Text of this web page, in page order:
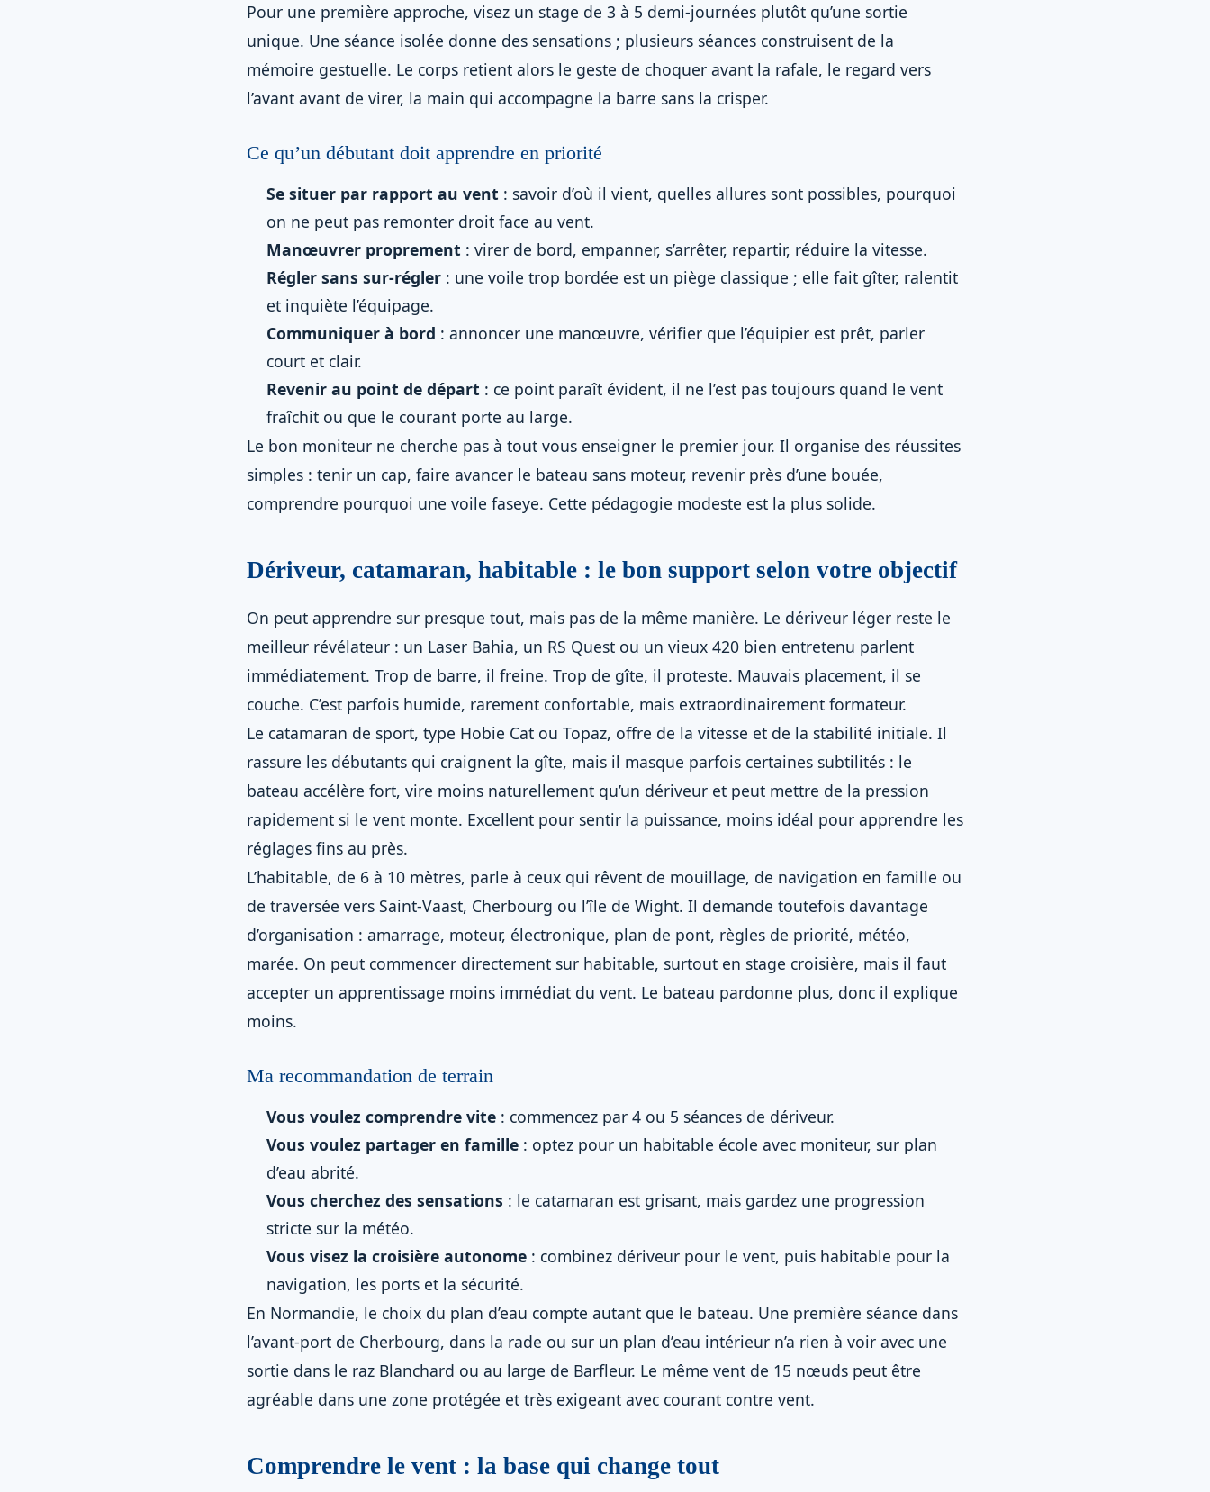
Pour une première approche, visez un stage de 3 à 5 demi-journées plutôt qu’une sortie
unique. Une séance isolée donne des sensations ; plusieurs séances construisent de la
mémoire gestuelle. Le corps retient alors le geste de choquer avant la rafale, le regard vers
l’avant avant de virer, la main qui accompagne la barre sans la crisper.
Ce qu’un débutant doit apprendre en priorité
Se situer par rapport au vent : savoir d’où il vient, quelles allures sont possibles, pourquoi
on ne peut pas remonter droit face au vent.
Manœuvrer proprement : virer de bord, empanner, s’arrêter, repartir, réduire la vitesse.
Régler sans sur-régler : une voile trop bordée est un piège classique ; elle fait gîter, ralentit
et inquiète l’équipage.
Communiquer à bord : annoncer une manœuvre, vérifier que l’équipier est prêt, parler
court et clair.
Revenir au point de départ : ce point paraît évident, il ne l’est pas toujours quand le vent
fraîchit ou que le courant porte au large.
Le bon moniteur ne cherche pas à tout vous enseigner le premier jour. Il organise des réussites
simples : tenir un cap, faire avancer le bateau sans moteur, revenir près d’une bouée,
comprendre pourquoi une voile faseye. Cette pédagogie modeste est la plus solide.
Dériveur, catamaran, habitable : le bon support selon votre objectif
On peut apprendre sur presque tout, mais pas de la même manière. Le dériveur léger reste le
meilleur révélateur : un Laser Bahia, un RS Quest ou un vieux 420 bien entretenu parlent
immédiatement. Trop de barre, il freine. Trop de gîte, il proteste. Mauvais placement, il se
couche. C’est parfois humide, rarement confortable, mais extraordinairement formateur.
Le catamaran de sport, type Hobie Cat ou Topaz, offre de la vitesse et de la stabilité initiale. Il
rassure les débutants qui craignent la gîte, mais il masque parfois certaines subtilités : le
bateau accélère fort, vire moins naturellement qu’un dériveur et peut mettre de la pression
rapidement si le vent monte. Excellent pour sentir la puissance, moins idéal pour apprendre les
réglages fins au près.
L’habitable, de 6 à 10 mètres, parle à ceux qui rêvent de mouillage, de navigation en famille ou
de traversée vers Saint-Vaast, Cherbourg ou l’île de Wight. Il demande toutefois davantage
d’organisation : amarrage, moteur, électronique, plan de pont, règles de priorité, météo,
marée. On peut commencer directement sur habitable, surtout en stage croisière, mais il faut
accepter un apprentissage moins immédiat du vent. Le bateau pardonne plus, donc il explique
moins.
Ma recommandation de terrain
Vous voulez comprendre vite : commencez par 4 ou 5 séances de dériveur.
Vous voulez partager en famille : optez pour un habitable école avec moniteur, sur plan
d’eau abrité.
Vous cherchez des sensations : le catamaran est grisant, mais gardez une progression
stricte sur la météo.
Vous visez la croisière autonome : combinez dériveur pour le vent, puis habitable pour la
navigation, les ports et la sécurité.
En Normandie, le choix du plan d’eau compte autant que le bateau. Une première séance dans
l’avant-port de Cherbourg, dans la rade ou sur un plan d’eau intérieur n’a rien à voir avec une
sortie dans le raz Blanchard ou au large de Barfleur. Le même vent de 15 nœuds peut être
agréable dans une zone protégée et très exigeant avec courant contre vent.
Comprendre le vent : la base qui change tout